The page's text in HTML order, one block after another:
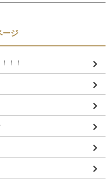
ージ
！！